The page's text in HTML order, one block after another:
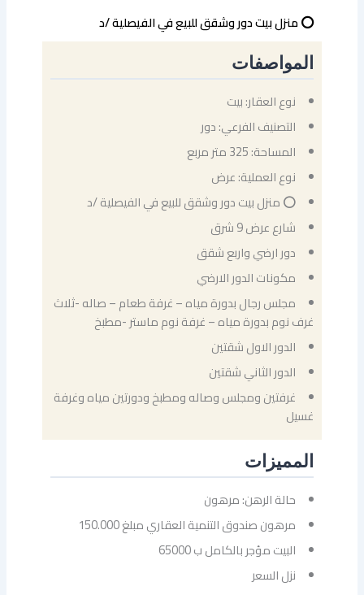
⭕ منزل بيت دور وشقق للبيع في الفيصلية /د
المواصفات
نوع العقار: بيت
التصنيف الفرعي: دور
المساحة: 325 متر مربع
نوع العملية: عرض
⭕ منزل بيت دور وشقق للبيع في الفيصلية /د
شارع عرض 9 شرق
دور ارضي واربع شقق
مكونات الدور الارضي
مجلس رجال بدورة مياه – غرفة طعام – صاله -ثلاث
غرف نوم بدورة مياه – غرفة نوم ماستر -مطبخ
الدور الاول شقتين
الدور الثاني شقتين
غرفتين ومجلس وصاله ومطبخ ودورتين مياه وغرفة
غسيل
المميزات
حالة الرهن: مرهون
مرهون صندوق التنمية العقاري مبلغ 150.000
البيت مؤجر بالكامل ب 65000
نزل السعر